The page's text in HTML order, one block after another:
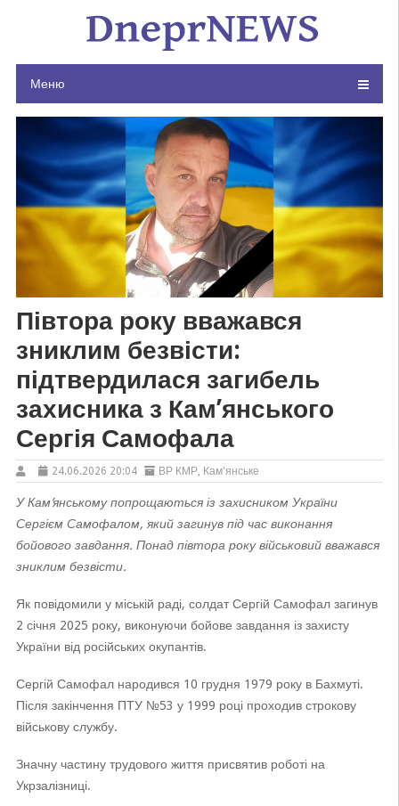
Меню
Півтора року вважався
зниклим безвісти:
підтвердилася загибель
захисника з Кам’янського
Сергія Самофала
24.06.2026 20:04 ВР КМР, Кам'янське
У Кам’янському попрощаються із захисником України
Сергієм Самофалом, який загинув під час виконання
бойового завдання. Понад півтора року військовий вважався
зниклим безвісти.
Як повідомили у міській раді, солдат Сергій Самофал загинув
2 січня 2025 року, виконуючи бойове завдання із захисту
України від російських окупантів.
Сергій Самофал народився 10 грудня 1979 року в Бахмуті.
Після закінчення ПТУ №53 у 1999 році проходив строкову
військову службу.
Значну частину трудового життя присвятив роботі на
Укрзалізниці.